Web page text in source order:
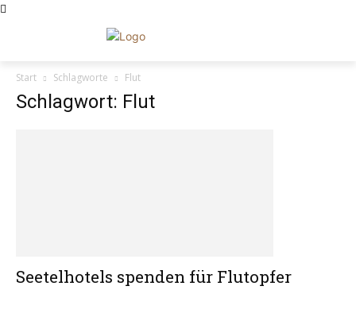
Start Schlagworte Flut
Schlagwort: Flut
Seetelhotels spenden für Flutopfer